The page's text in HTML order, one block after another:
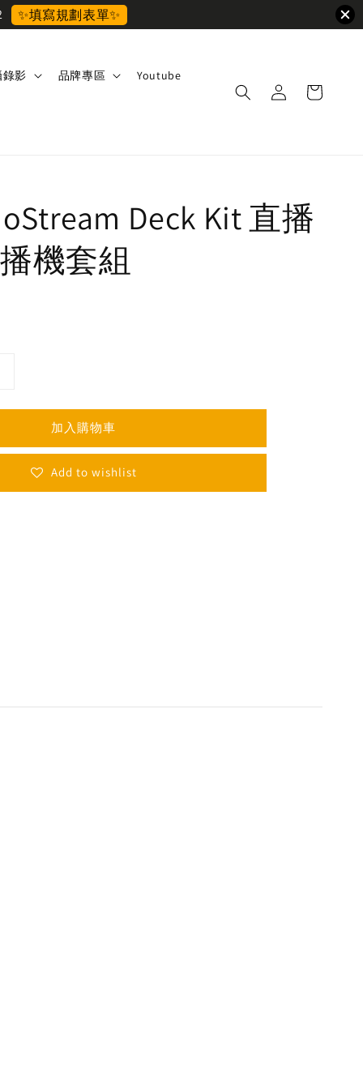
✨填寫規劃表單✨
影 品牌專區 Youtube
Deck Kit 直播
機套組
加入購物車
Add to wishlist